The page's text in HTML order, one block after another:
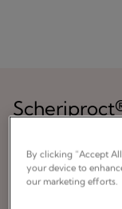
alueella
30 g
By clicking “Accept
your device to
our marketing efforts.